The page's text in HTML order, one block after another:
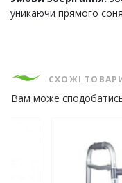
уникаючи прямого
СХОЖІ
Вам може